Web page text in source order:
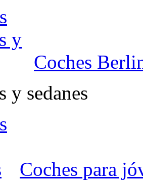
Coches
y sedanes
Coches para